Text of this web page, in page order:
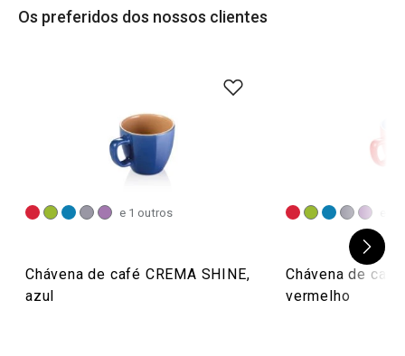
Os preferidos dos nossos clientes
e 1 outros
Chávena de café CREMA SHINE,
azul
Chávena de café
vermelho